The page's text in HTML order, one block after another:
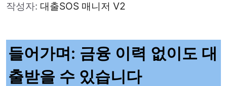
작성자: 대출SOS 매니저 V2
들어가며: 금융 이력 없이도 대
출받을 수 있습니다